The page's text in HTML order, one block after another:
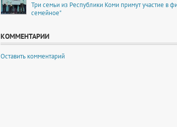
Три семьи из Республики Коми примут участие в
семейное"
КОММЕНТАРИИ
Оставить комментарий